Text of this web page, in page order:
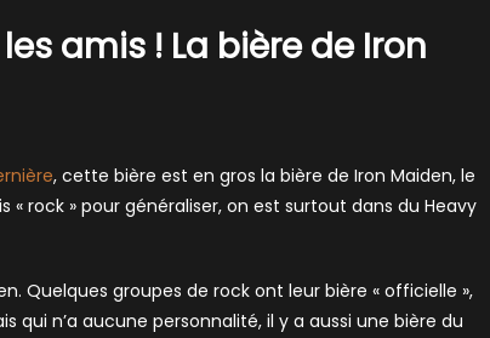
amis ! La bière de Iron
, cette bière est en gros la bière de Iron Maiden, le
rock » pour généraliser, on est surtout dans du Heavy
Quelques groupes de rock ont leur bière « officielle »,
qui n’a aucune personnalité, il y a aussi une bière du